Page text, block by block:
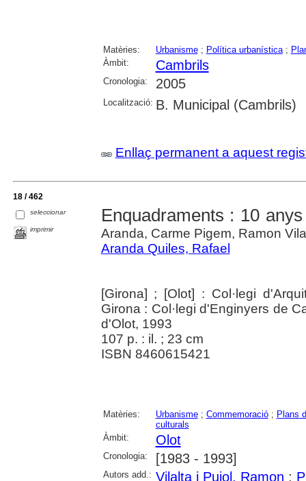
Matèries: Urbanisme; Política urbanística;
Àmbit:
Cambrils
Cronologia: 2005
Localització: B. Municipal (Cambrils)
Enllaç permanent a aquest
18 / 462
seleccionar
imprimir
Enquadraments : 10
Aranda, Carme Pigem, Ramon
Aranda Quiles, Rafael
[Girona] ; [Olot] : Col·legi
Girona : Col·legi d'Enginyers de
d'Olot, 1993
107 p. : il. ; 23 cm
ISBN 8460615421
Matèries: Urbanisme; Commemoració; Plans
culturals
Àmbit:
Olot
Cronologia: [1983 - 1993]
Autors add.: Vilalta i Pujol, Ramon ;